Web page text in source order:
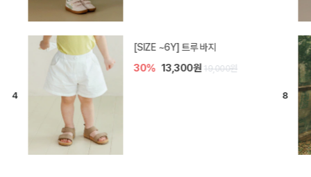
엘로디 니트 아기 바지
20% 16,000원 20,000원